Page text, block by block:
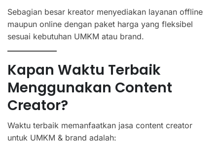
Sebagian besar kreator menyediakan layanan offline
maupun online dengan paket harga yang fleksibel
sesuai kebutuhan UMKM atau brand.
Kapan Waktu Terbaik
Menggunakan Content
Creator?
Waktu terbaik memanfaatkan jasa content creator
untuk UMKM & brand adalah: